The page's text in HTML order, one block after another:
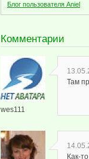
Блог пользователя Aniel
Комментарии
wes111
Там
Как-